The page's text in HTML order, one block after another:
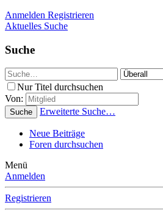
Anmelden Registrieren
Aktuelles Suche
Suche
Nur Titel durchsuchen
Von:
Suche Erweiterte Suche…
Neue Beiträge
Foren durchsuchen
Menü
Anmelden
Registrieren